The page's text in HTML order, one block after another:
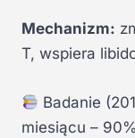
Mechanizm:
T, wspiera
Badanie
miesiącu –